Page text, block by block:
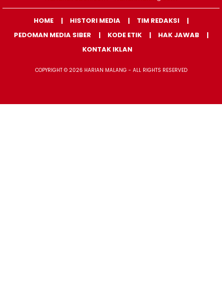
HOME HISTORI MEDIA
TIM REDAKSI
PEDOMAN MEDIA SIBER
KODE ETIK
HAK JAWAB
KONTAK IKLAN
COPYRIGHT © 2026 HARIAN MALANG - ALL RIGHTS RESERVED